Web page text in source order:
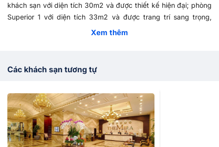
khách sạn với diện tích 30m2 và được thiết kế hiện đại; phòng
Superior 1 với diện tích 33m2 và được trang trí sang trọng,
được trang bị đầy đủ tiện nghi trong phòng; phòng Deluxe có
70m2 đầy đủ tiện nghi trong phòng; phòng Presidential suite
khách; Penthouses là dạng căn hộ.
Khách sạn The Mira tại Bình Dương cóhệ thống nhà hàng
lớn phục vụ món ăn các nước với thực đơn phong phú
hàng Hoa Cúc nằm ở tầng 4 của khách sạn, chuyên chế biến
Xem thêm
Các khách sạn tương tự